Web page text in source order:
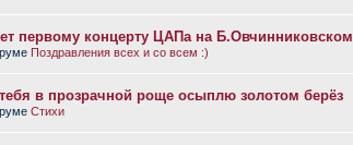
первому концерту ЦАПа на Б.Овчинниковском
Поздравления всех и со всем :)
в прозрачной роще осыплю золотом берёз
Стихи